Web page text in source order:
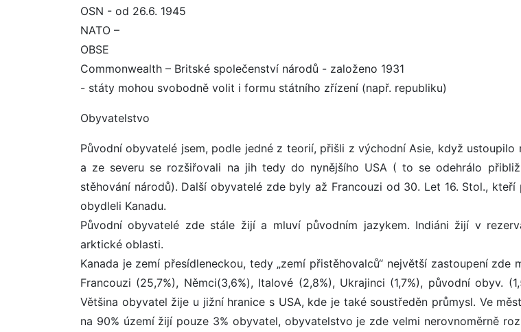
OSN - od 26.6. 1945
NATO –
OBSE
Commonwealth – Britské společenství národů - založeno 1931
- státy mohou svobodně volit i formu státního zřízení (např. republiku)
Obyvatelstvo
Původní obyvatelé jsem, podle jedné z teorií, přišli z východní Asie, když ustoupilo
a ze severu se rozšiřovali na jih tedy do nynějšího USA ( to se odehrálo
stěhování národů). Další obyvatelé zde byly až Francouzi od 30. Let 16. Stol.,
obydleli Kanadu.
Původní obyvatelé zde stále žijí a mluví původním jazykem. Indiáni žijí v
arktické oblasti.
Kanada je zemí přesídleneckou, tedy „zemí přistěhovalců“ největší zastoupení zde
Francouzi (25,7%), Němci(3,6%), Italové (2,8%), Ukrajinci (1,7%), původní obyv.
Většina obyvatel žije u jižní hranice s USA, kde je také soustředěn průmysl. Ve
na 90% území žijí pouze 3% obyvatel, obyvatelstvo je zde velmi nerovnoměrně